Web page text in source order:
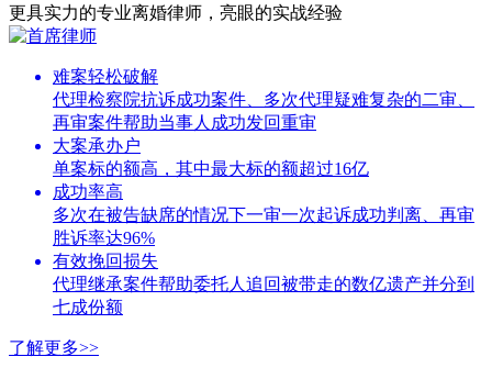
更具实力的专业离婚律师，亮眼的实战经验
难案轻松破解
代理检察院抗诉成功案件、多次代理疑难复杂的二审、
再审案件帮助当事人成功发回重审
大案承办户
单案标的额高，其中最大标的额超过16亿
成功率高
多次在被告缺席的情况下一审一次起诉成功判离、再审
胜诉率达96%
有效挽回损失
代理继承案件帮助委托人追回被带走的数亿遗产并分到
七成份额
了解更多>>